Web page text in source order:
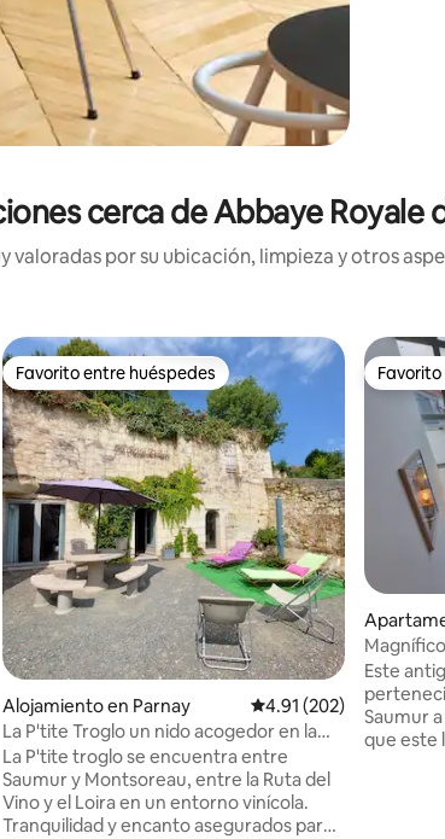
cerca de Abbaye Royale
valoradas por su ubicación, limpieza y otros
Favorito entre huéspedes
Favorito entre huéspedes
Alojamiento en Parnay Calificación promedio:
4.91 (202)
La P'tite Troglo un nido acogedor en la
ladera
La P'tite troglo se encuentra entre
Saumur y Montsoreau, entre la Ruta del
Vino y el Loira en un entorno vinícola.
Tranquilidad y encanto asegurados para
con
Este
Saumur
que este